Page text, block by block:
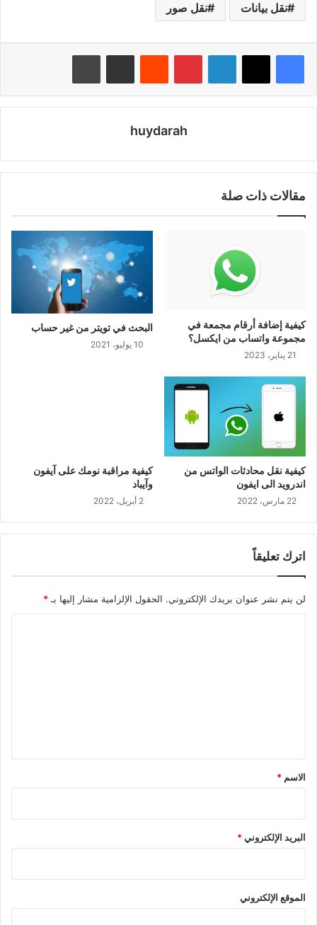
نقل بيانات نقل صور
لينكدإن بينتيريست
huydarah
مقالات ذات صلة
كيفية إضافة أرقام مجمعة في
مجموعة واتساب من ايكسل؟
21 يناير، 2023
البحث في تويتر من غير حساب
10 يوليو، 2021
كيفية نقل محادثات الواتس من
اندرويد الى ايفون
22 مارس، 2022
كيفية مراقبة نومك على آيفون
وآيباد
2 أبريل، 2022
اترك تعليقاً
لن يتم نشر عنوان بريدك الإلكتروني. الحقول الإلزامية مشار إليها بـ *
*
الاسم *
البريد الإلكتروني*
الموقع الإلكتروني